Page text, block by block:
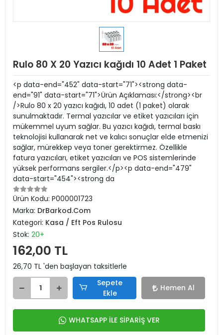
Rulo 80 X 20 Yazıcı kağıdı 10 Adet 1 Paket
<p data-end="452" data-start="71"><strong data-
end="91" data-start="71">Ürün Açıklaması:</strong><br
/>Rulo 80 x 20 yazıcı kağıdı, 10 adet (1 paket) olarak
sunulmaktadır. Termal yazıcılar ve etiket yazıcıları için
mükemmel uyum sağlar. Bu yazıcı kağıdı, termal baskı
teknolojisi kullanarak net ve kalıcı sonuçlar elde etmenizi
sağlar, mürekkep veya toner gerektirmez. Özellikle
fatura yazıcıları, etiket yazıcıları ve POS sistemlerinde
yüksek performans sergiler.</p><p data-end="479"
data-start="454"><strong da
Ürün Kodu: P000001723
Marka: DrBarkod.Com
Kategori: Kasa / Eft Pos Rulosu
Stok: 20+
162,00 TL
26,70 TL 'den başlayan taksitlerle
Sepete
Ekle
Hemen Al
WHATSAPP İLE SİPARİŞ VER